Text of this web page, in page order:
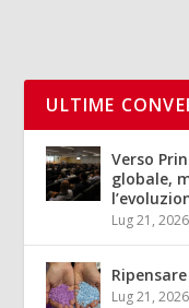
ULTIME
Verso
globale,
Lug 21, 2026
Lug 21, 2026